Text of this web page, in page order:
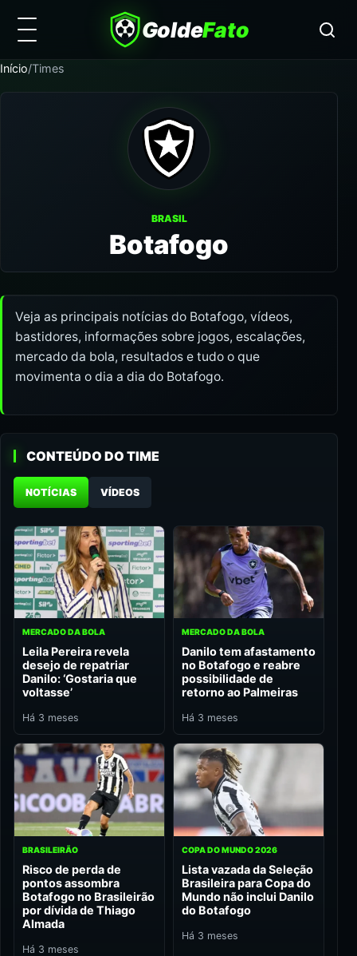
GoldeFato
Início/Times
BRASIL
Botafogo
Veja as principais notícias do Botafogo, vídeos,
bastidores, informações sobre jogos, escalações,
mercado da bola, resultados e tudo o que
movimenta o dia a dia do Botafogo.
CONTEÚDO DO TIME
NOTÍCIAS VÍDEOS
MERCADO DA BOLA
Leila Pereira revela
desejo de repatriar
Danilo: ‘Gostaria que
voltasse’
Há 3 meses
MERCADO DA BOLA
Danilo tem afastamento
no Botafogo e reabre
possibilidade de
retorno ao Palmeiras
Há 3 meses
BRASILEIRÃO
Risco de perda de
pontos assombra
Botafogo no Brasileirão
por dívida de Thiago
Almada
Há 3 meses
COPA DO MUNDO 2026
Lista vazada da Seleção
Brasileira para Copa do
Mundo não inclui Danilo
do Botafogo
Há 3 meses